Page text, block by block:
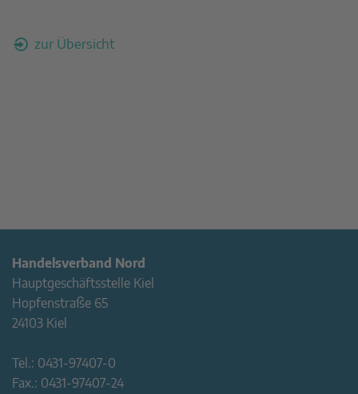
zur Übersicht
Handelsverband Nord
Hauptgeschäftsstelle Kiel
Hopfenstraße 65
24103 Kiel
Tel.: 0431-97407-0
Fax.: 0431-97407-24